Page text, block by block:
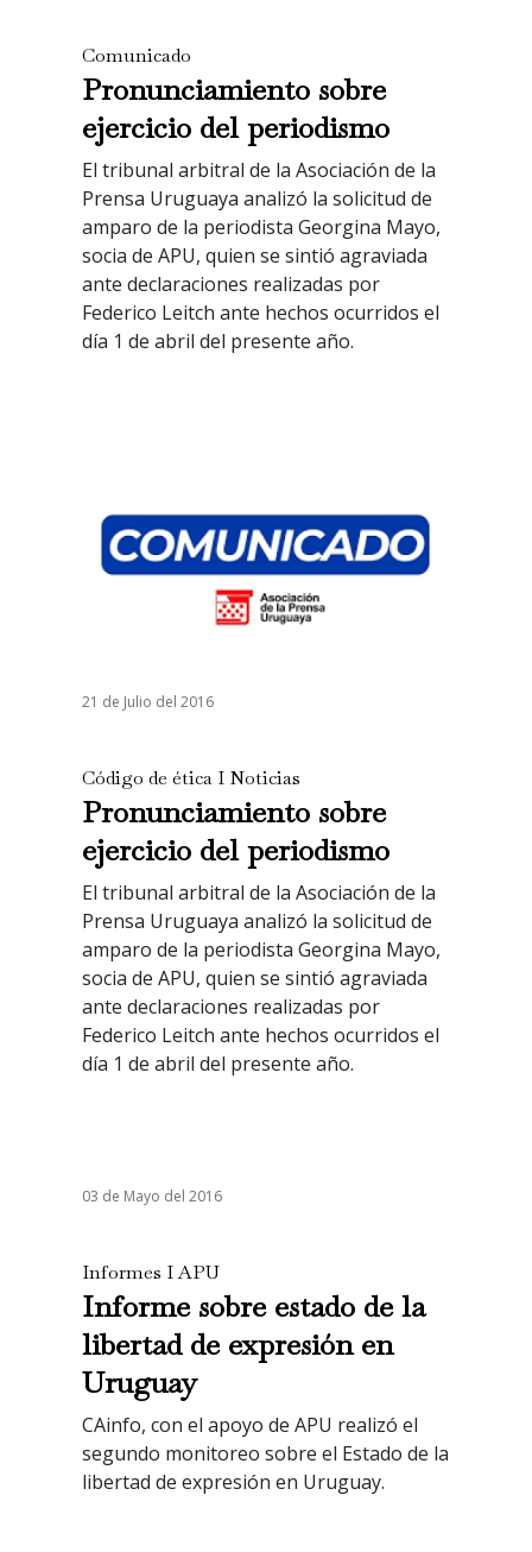
Comunicado
Pronunciamiento sobre
ejercicio del periodismo
El tribunal arbitral de la Asociación de la
Prensa Uruguaya analizó la solicitud de
amparo de la periodista Georgina Mayo,
socia de APU, quien se sintió agraviada
ante declaraciones realizadas por
Federico Leitch ante hechos ocurridos el
día 1 de abril del presente año.
21 de Julio del 2016
Código de ética I Noticias
Pronunciamiento sobre
ejercicio del periodismo
El tribunal arbitral de la Asociación de la
Prensa Uruguaya analizó la solicitud de
amparo de la periodista Georgina Mayo,
socia de APU, quien se sintió agraviada
ante declaraciones realizadas por
Federico Leitch ante hechos ocurridos el
día 1 de abril del presente año.
03 de Mayo del 2016
Informes I APU
Informe sobre estado de la
libertad de expresión en
Uruguay
CAinfo, con el apoyo de APU realizó el
segundo monitoreo sobre el Estado de la
libertad de expresión en Uruguay.